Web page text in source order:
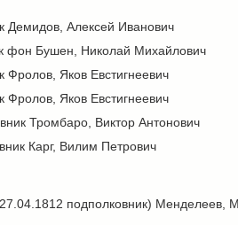
Алексей Иванович
фон Бушен, Николай Михайлович
Яков Евстигнеевич
Яков Евстигнеевич
Тромбаро, Виктор Антонович
Карг, Вилим Петрович
подполковник) Менделеев,